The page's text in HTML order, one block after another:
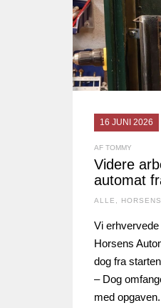
16 JUNI 2026
AF TOMMY
Videre
automat
ALLE ,
Vi
Horsens
dog fra
– Dog
med